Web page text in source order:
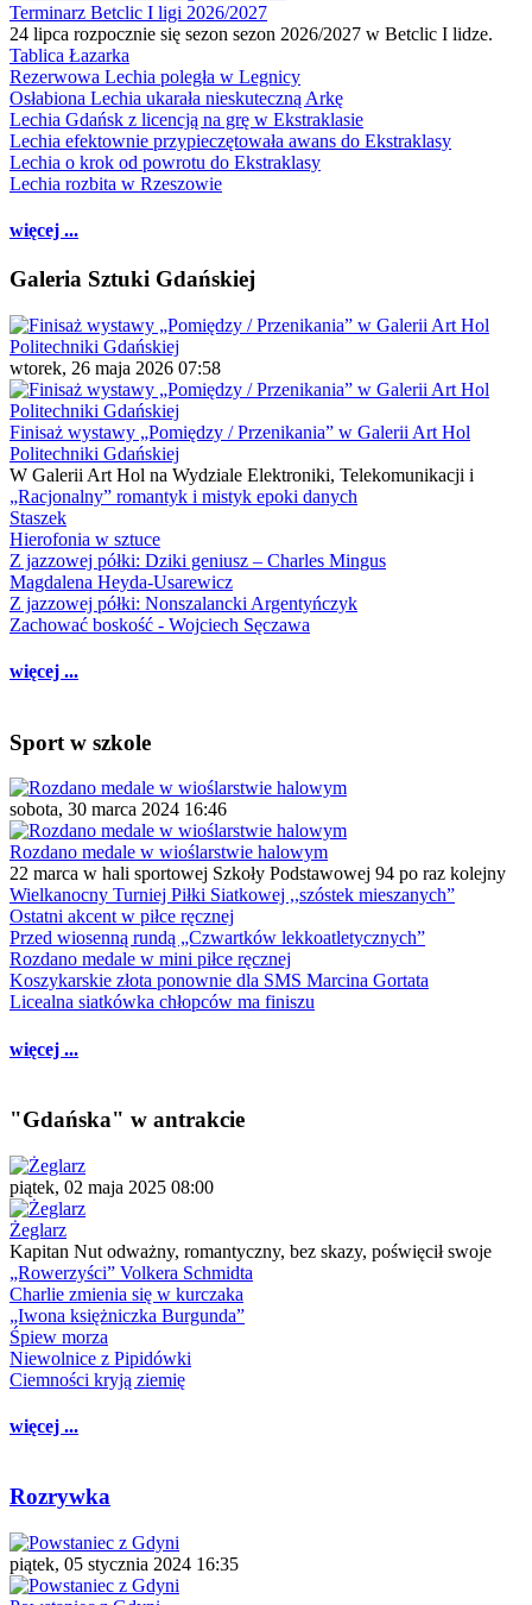
Terminarz Betclic I ligi 2026/2027
24 lipca rozpocznie się sezon sezon 2026/2027 w Betclic I lidze.
Tablica Łazarka
Rezerwowa Lechia poległa w Legnicy
Osłabiona Lechia ukarała nieskuteczną Arkę
Lechia Gdańsk z licencją na grę w Ekstraklasie
Lechia efektownie przypieczętowała awans do Ekstraklasy
Lechia o krok od powrotu do Ekstraklasy
Lechia rozbita w Rzeszowie
więcej ...
Galeria Sztuki Gdańskiej
wtorek, 26 maja 2026 07:58
Finisaż wystawy „Pomiędzy / Przenikania” w Galerii Art Hol
Politechniki Gdańskiej
W Galerii Art Hol na Wydziale Elektroniki, Telekomunikacji i
„Racjonalny” romantyk i mistyk epoki danych
Staszek
Hierofonia w sztuce
Z jazzowej półki: Dziki geniusz – Charles Mingus
Magdalena Heyda-Usarewicz
Z jazzowej półki: Nonszalancki Argentyńczyk
Zachować boskość - Wojciech Sęczawa
więcej ...
Sport w szkole
sobota, 30 marca 2024 16:46
Rozdano medale w wioślarstwie halowym
22 marca w hali sportowej Szkoły Podstawowej 94 po raz kolejny
Wielkanocny Turniej Piłki Siatkowej ,,szóstek mieszanych”
Ostatni akcent w piłce ręcznej
Przed wiosenną rundą „Czwartków lekkoatletycznych”
Rozdano medale w mini piłce ręcznej
Koszykarskie złota ponownie dla SMS Marcina Gortata
Licealna siatkówka chłopców ma finiszu
więcej ...
"Gdańska" w antrakcie
piątek, 02 maja 2025 08:00
Żeglarz
Kapitan Nut odważny, romantyczny, bez skazy, poświęcił swoje
„Rowerzyści” Volkera Schmidta
Charlie zmienia się w kurczaka
„Iwona księżniczka Burgunda”
Śpiew morza
Niewolnice z Pipidówki
Ciemności kryją ziemię
więcej ...
Rozrywka
piątek, 05 stycznia 2024 16:35